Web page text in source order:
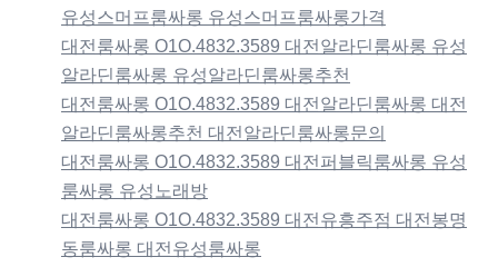
유성스머프룸싸롱 유성스머프룸싸롱가격
대전룸싸롱 O1O.4832.3589 대전알라딘룸싸롱 유성
알라딘룸싸롱 유성알라딘룸싸롱추천
대전룸싸롱 O1O.4832.3589 대전알라딘룸싸롱 대전
알라딘룸싸롱추천 대전알라딘룸싸롱문의
대전룸싸롱 O1O.4832.3589 대전퍼블릭룸싸롱 유성
룸싸롱 유성노래방
대전룸싸롱 O1O.4832.3589 대전유흥주점 대전봉명
동룸싸롱 대전유성룸싸롱